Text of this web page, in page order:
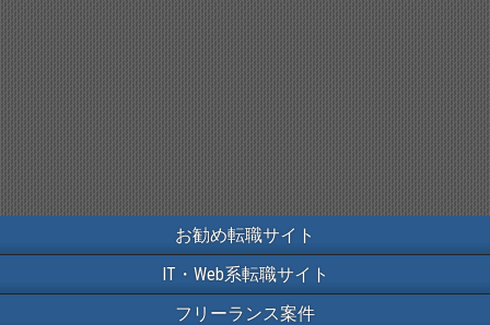
お勧め転職サイト
IT・Web系転職サイト
フリーランス案件